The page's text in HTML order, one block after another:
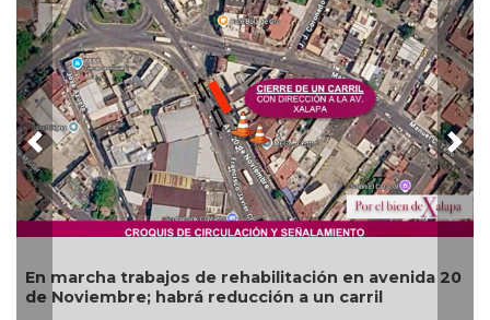
trabajos de rehabilitación en avenida 20
habrá reducción a un carril
Más de
Previous